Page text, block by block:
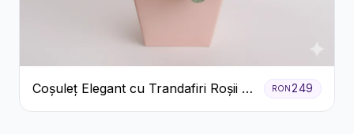
Coșuleț Elegant cu Trandafiri Roșii și
Lisianthus Alb
RON249